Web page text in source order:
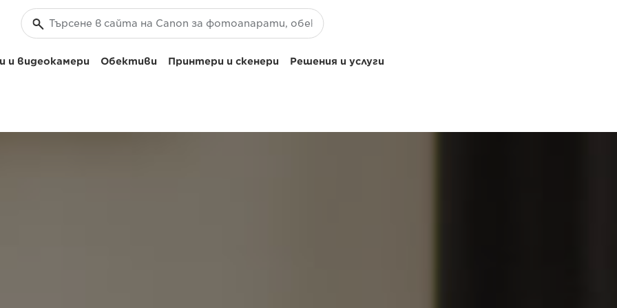
видеокамери Обективи Принтери и скенери Решения и услуги